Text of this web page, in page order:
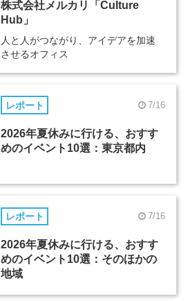
株式会社メルカリ「Culture
Hub」
人と人がつながり、アイデアを加速
させるオフィス
レポート 7/16
2026年夏休みに行ける、おすす
めのイベント10選：東京都内
レポート 7/16
2026年夏休みに行ける、おすす
めのイベント10選：そのほかの
地域